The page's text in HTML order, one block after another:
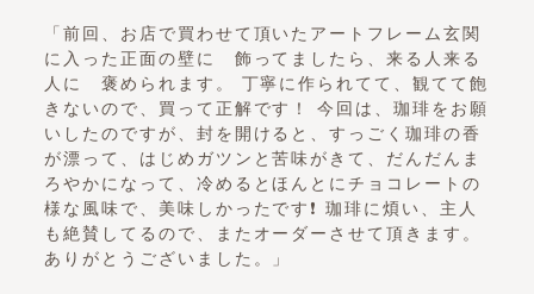
「前回、お店で買わせて頂いたアートフレーム玄関
に入った正面の壁に 飾ってましたら、来る人来る
人に 褒められます。 丁寧に作られてて、観てて飽
きないので、買って正解です！ 今回は、珈琲をお願
いしたのですが、封を開けると、すっごく珈琲の香
が漂って、はじめガツンと苦味がきて、だんだんま
ろやかになって、冷めるとほんとにチョコレートの
様な風味で、美味しかったです❗️ 珈琲に煩い、主人
も絶賛してるので、またオーダーさせて頂きます。
ありがとうございました。」